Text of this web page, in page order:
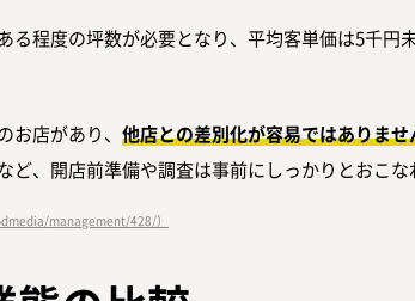
程度の坪数が必要となり、平均客単価は5千円
店があり、 他店との差別化が容易ではありませ
、開店前準備や調査は事前にしっかりとおこな
management/428/）